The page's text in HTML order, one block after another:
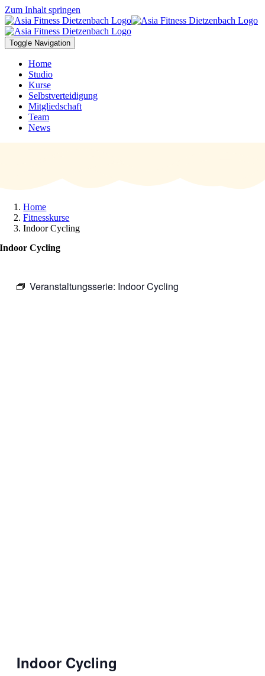
Zum Inhalt springen
Toggle Navigation
Home
Studio
Kurse
Selbstverteidigung
Mitgliedschaft
Team
News
Home
Fitnesskurse
Indoor Cycling
Indoor Cycling
Veranstaltungsserie: Indoor Cycling
Indoor Cycling